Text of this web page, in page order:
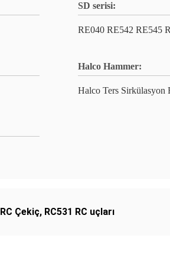
SD serisi:
RE040 RE542 RE545
Halco Hammer:
Halco Ters Sirkülasyon
RC Çekiç, RC531 RC uçları